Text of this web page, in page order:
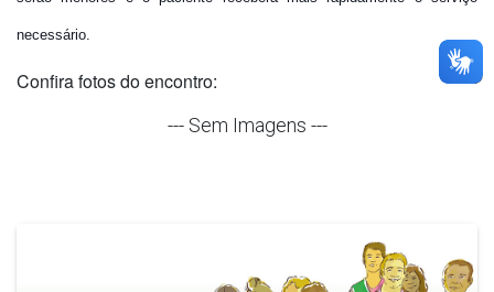
necessário.
Confira fotos do encontro:
--- Sem Imagens ---